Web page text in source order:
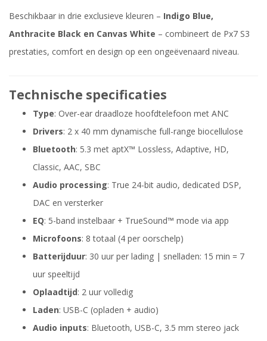
Beschikbaar in drie exclusieve kleuren – Indigo Blue,
Anthracite Black en Canvas White – combineert de Px7 S3
prestaties, comfort en design op een ongeëvenaard niveau.
Technische specificaties
Type: Over-ear draadloze hoofdtelefoon met ANC
Drivers: 2 x 40 mm dynamische full-range biocellulose
Bluetooth: 5.3 met aptX™ Lossless, Adaptive, HD,
Classic, AAC, SBC
Audio processing: True 24-bit audio, dedicated DSP,
DAC en versterker
EQ: 5-band instelbaar + TrueSound™ mode via app
Microfoons: 8 totaal (4 per oorschelp)
Batterijduur: 30 uur per lading | snelladen: 15 min = 7
uur speeltijd
Oplaadtijd: 2 uur volledig
Laden: USB-C (opladen + audio)
Audio inputs: Bluetooth, USB-C, 3.5 mm stereo jack